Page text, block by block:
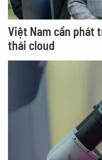
Việt Nam cần phát
thái cloud